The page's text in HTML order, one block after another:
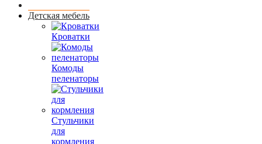
Детская мебель
Кроватки
Комоды
пеленаторы
Стульчики
для
кормления